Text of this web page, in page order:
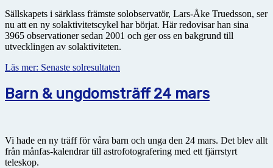
Sällskapets i särklass främste solobservatör, Lars-Åke Truedsson, ser
nu att en ny solaktivitetscykel har börjat. Här redovisar han sina
3965 observationer sedan 2001 och ger oss en bakgrund till
utvecklingen av solaktiviteten.
Läs mer: Senaste solresultaten
Barn & ungdomsträff 24 mars
Vi hade en ny träff för våra barn och unga den 24 mars. Det blev allt
från månfas-kalendrar till astrofotografering med ett fjärrstyrt
teleskop.